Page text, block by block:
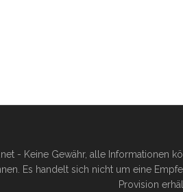
- Keine Gewähr, alle Informationen
Es handelt sich nicht um eine
Provision